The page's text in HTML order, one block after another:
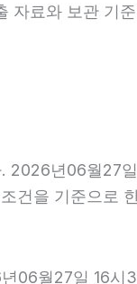
자료와 보관 기
2026년06월27
건을 기준으로
06월27일 16시